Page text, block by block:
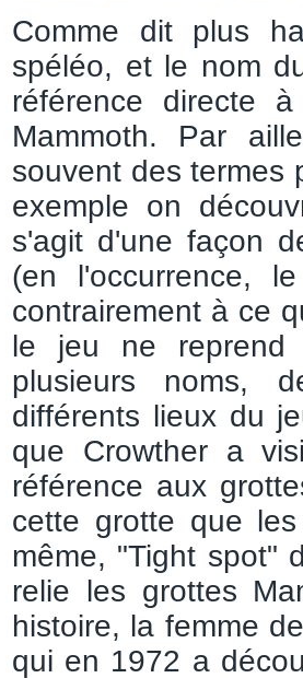
Comme dit plus
spéléo, et le nom
référence directe
Mammoth. Par
souvent des termes
exemple on
s'agit d'une façon
(en l'occurrence,
contrairement à ce
le jeu ne reprend
plusieurs noms,
différents lieux du
que Crowther a
référence aux
cette grotte que
même, "Tight spot"
relie les grottes
histoire, la femme
qui en 1972 a